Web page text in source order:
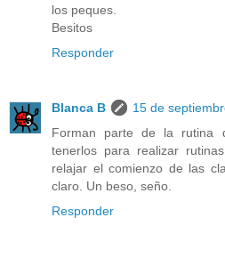
los peques.
Besitos
Responder
Blanca B
15 de
Forman parte de la rutina
tenerlos para realizar
relajar el comienzo de las
claro. Un beso, seño.
Responder